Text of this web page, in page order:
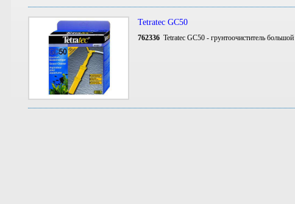
Tetratec GC50
762336 Tetratec GC50 - грунтоочиститель